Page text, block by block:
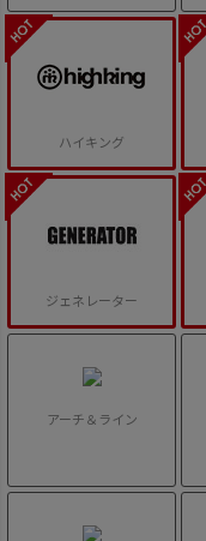
ハイキング
ジェネレーター
アーチ＆ライン